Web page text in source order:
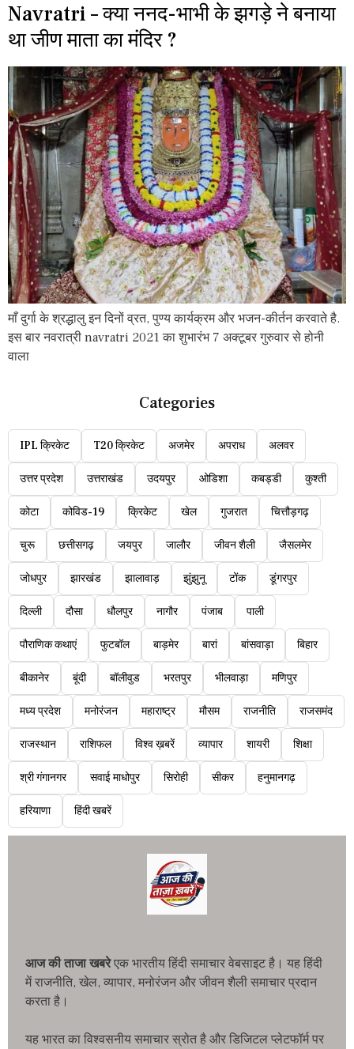
Navratri – क्या ननद-भाभी के झगड़े ने बनाया
था जीण माता का मंदिर ?
माँ दुर्गा के श्रद्धालु इन दिनों व्रत, पुण्य कार्यक्रम और भजन-कीर्तन करवाते है.
इस बार नवरात्री navratri 2021 का शुभारंभ 7 अक्टूबर गुरुवार से होनी
वाला
Categories
IPL क्रिकेट T20 क्रिकेट अजमेर अपराध अलवर
उत्तर प्रदेश उत्तराखंड उदयपुर ओडिशा कबड्डी कुश्ती
कोटा कोविड-19 क्रिकेट खेल गुजरात चित्तौड़गढ़
चुरू छत्तीसगढ़ जयपुर जालौर जीवन शैली जैसलमेर
जोधपुर झारखंड झालावाड़ झुंझुनू टोंक डूंगरपुर
दिल्ली दौसा धौलपुर नागौर पंजाब पाली
पौराणिक कथाएं फुटबॉल बाड़मेर बारां बांसवाड़ा बिहार
बीकानेर बूंदी बॉलीवुड भरतपुर भीलवाड़ा मणिपुर
मध्य प्रदेश मनोरंजन महाराष्ट्र मौसम राजनीति राजसमंद
राजस्थान राशिफल विश्व ख़बरें व्यापार शायरी शिक्षा
श्री गंगानगर सवाई माधोपुर सिरोही सीकर हनुमानगढ़
हरियाणा हिंदी खबरें
आज की ताजा खबरेएक भारतीय हिंदी समाचार वेबसाइट है। यह हिंदी
में राजनीति, खेल, व्यापार, मनोरंजन और जीवन शैली समाचार प्रदान
करता है।
यह भारत का विश्वसनीय समाचार स्रोत है और डिजिटल प्लेटफॉर्म पर